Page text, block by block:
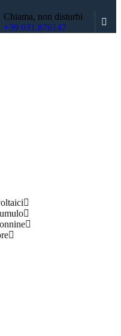
Chiama, non disturbi
+39 031.876147